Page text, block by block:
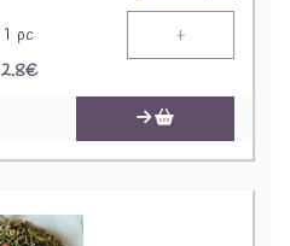
1 pc +
2.8€